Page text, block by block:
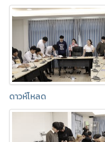
ดาวห์โหลด